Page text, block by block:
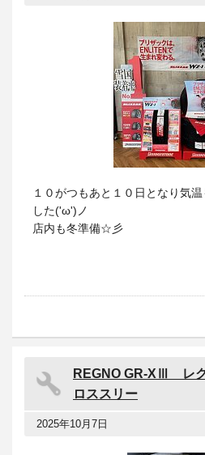
１０がつもあと１０日となり気
した('ω')ノ
店内も冬準備☆彡
REGNO GR-XⅢ レ
ロススリー
2025年10月7日